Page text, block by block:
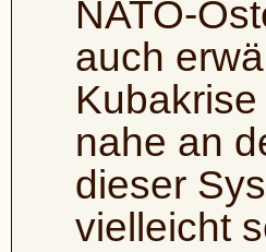
NATO-
auch
nahe an
dieser
vielleicht